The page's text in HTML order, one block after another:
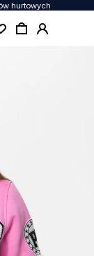
hurtowych